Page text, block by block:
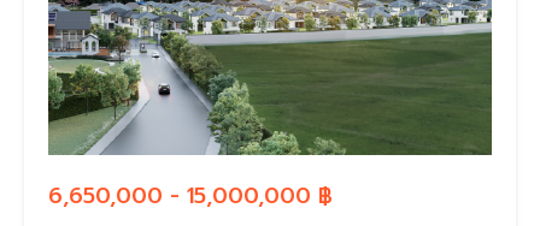
6,650,000 - 15,000,000 ฿